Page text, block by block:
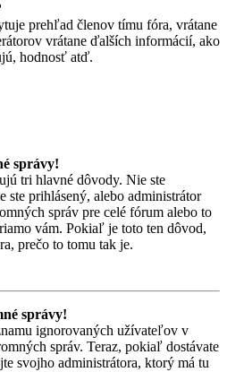
prehľad členov tímu fóra, vrátane
vrátane ďalších informácií, ako
hodnosť atď.
správy!
tri hlavné dôvody. Nie ste
ste prihlásený, alebo administrátor
správ pre celé fórum alebo to
vám. Pokiaľ je toto ten dôvod,
prečo to tomu tak je.
správy!
ignorovaných užívateľov v
správ. Teraz, pokiaľ dostávate
svojho administrátora, ktorý má tu